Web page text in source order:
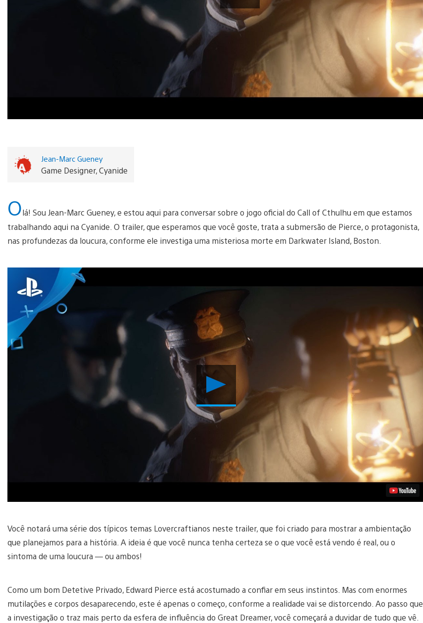
Cthulhu
Mergulha
nas
Profundezas
Loucura
Este
Ano
no
PS4
Vídeo
Jean-Marc Gueney
Game Designer, Cyanide
Olá! Sou Jean-Marc Gueney, e estou aqui para conversar sobre o jogo oficial do Call of Cthulhu em que estamos
trabalhando aqui na Cyanide. O trailer, que esperamos que você goste, trata a submersão de Pierce, o protagonista,
nas profundezas da loucura, conforme ele investiga uma misteriosa morte em Darkwater Island, Boston.
Vídeo
Você notará uma série dos típicos temas Lovercraftianos neste trailer, que foi criado para mostrar a ambientação
que planejamos para a história. A ideia é que você nunca tenha certeza se o que você está vendo é real, ou o
sintoma de uma loucura — ou ambos!
Como um bom Detetive Privado, Edward Pierce está acostumado a confiar em seus instintos. Mas com enormes
mutilações e corpos desaparecendo, este é apenas o começo, conforme a realidade vai se distorcendo. Ao passo que
a investigação o traz mais perto da esfera de influência do Great Dreamer, você começará a duvidar de tudo que vê.